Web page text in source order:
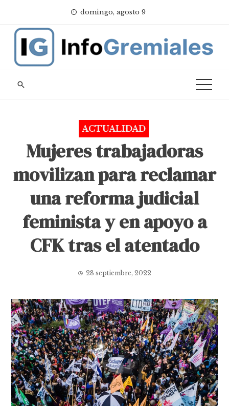
content
domingo, agosto 9
ACTUALIDAD
Mujeres trabajadoras
movilizan para reclamar
una reforma judicial
feminista y en apoyo a
CFK tras el atentado
28 septiembre, 2022